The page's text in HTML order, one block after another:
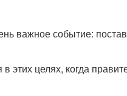
важное событие:
этих целях, когда